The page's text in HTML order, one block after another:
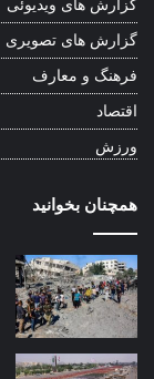
گزارش های ویدیوئی
گزارش های تصویری
فرهنگ و معارف
اقتصاد
ورزش
همچنان بخوانید